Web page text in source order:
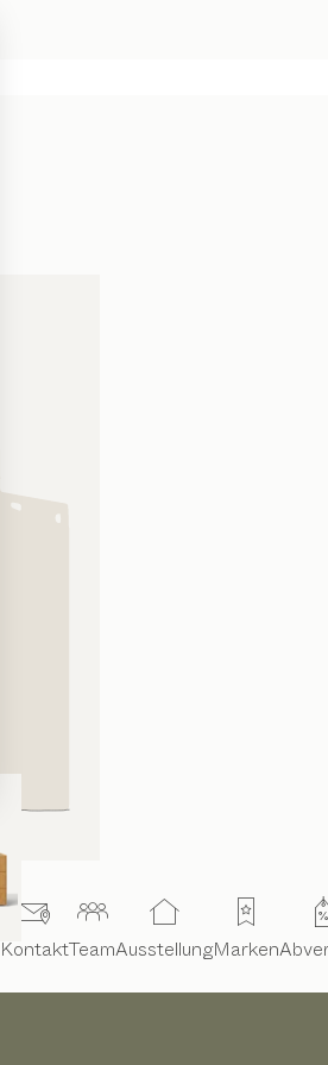
KontaktTeamAusstellungMarken